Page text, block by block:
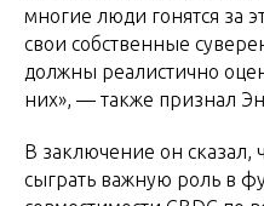
многие люди гонятся за
свои собственные
должны реалистично
них», — также признал
В заключение он сказал,
сыграть важную роль в